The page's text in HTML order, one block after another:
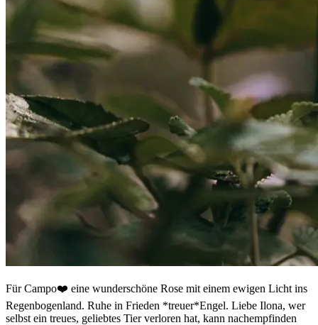
Für Campo❤️ eine wunderschöne Rose mit einem ewigen Licht ins
Regenbogenland. Ruhe in Frieden *treuer*Engel. Liebe Ilona, wer
selbst ein treues, geliebtes Tier verloren hat, kann nachempfinden